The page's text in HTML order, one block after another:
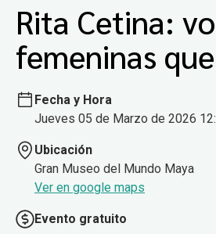
Rita Cetina:
femeninas
Fecha y Hora
Jueves 05 de Marzo de 2026
Ubicación
Gran Museo del Mundo Maya
Ver en google maps
Evento gratuito